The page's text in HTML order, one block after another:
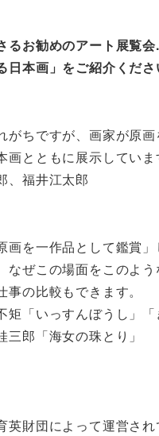
るお勧めのアート展覧会.
本画」をご紹介くださ
ちですが、画家が原
とともに展示していま
、福井江太郎
を一作品として鑑賞
ぜこの場面をこのよ
の比較もできます。
「いっすんぼうし」「
郎「海女の珠とり」
財団によって運営さ